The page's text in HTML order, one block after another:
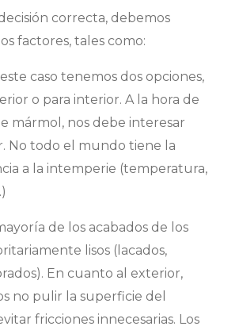
correcta, debemos
factores, tales como:
caso tenemos dos opciones,
o para interior. A la hora de
mármol, nos debe interesar
No todo el mundo tiene la
a la intemperie (temperatura,
de los acabados de los
lisos (lacados,
En cuanto al exterior,
no pulir la superficie del
fricciones innecesarias. Los